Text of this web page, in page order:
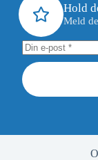
Hold
Meld